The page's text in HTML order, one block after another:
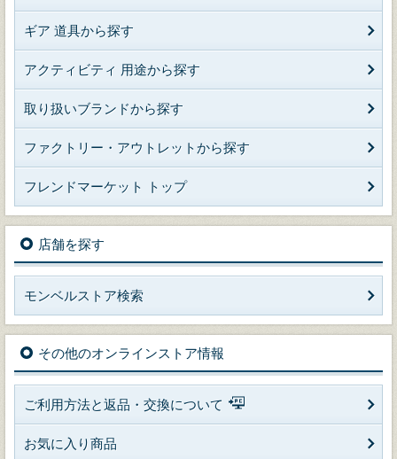
ギア 道具から探す
アクティビティ 用途から探す
取り扱いブランドから探す
ファクトリー・アウトレットから探す
フレンドマーケット トップ
店舗を探す
モンベルストア検索
その他のオンラインストア情報
ご利用方法と返品・交換について
お気に入り商品